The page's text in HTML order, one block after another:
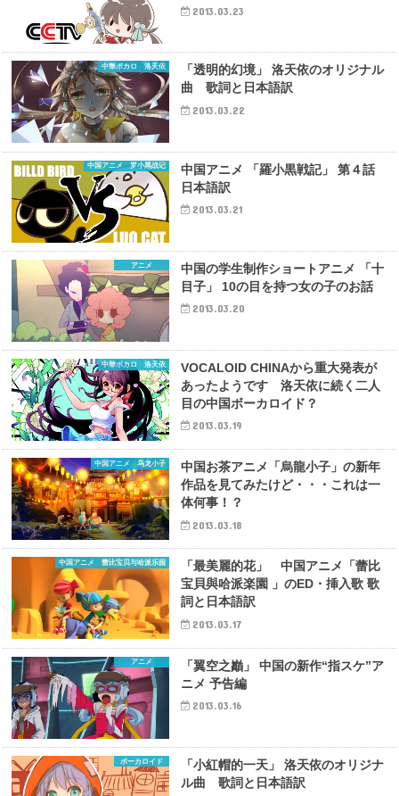
2013.03.23
中華ボカロ 洛天依
「透明的幻境」 洛天依のオリジナル
曲 歌詞と日本語訳
2013.03.22
中国アニメ 罗小黑战记
中国アニメ 「羅小黒戦記」 第４話
日本語訳
2013.03.21
アニメ
中国の学生制作ショートアニメ 「十
目子」 10の目を持つ女の子のお話
2013.03.20
中華ボカロ 洛天依
VOCALOID CHINAから重大発表が
あったようです 洛天依に続く二人
目の中国ボーカロイド？
2013.03.19
中国アニメ 乌龙小子
中国お茶アニメ「烏龍小子」の新年
作品を見てみたけど・・・これは一
体何事！？
2013.03.18
中国アニメ 蕾比宝贝与哈派乐园
「最美麗的花」 中国アニメ「蕾比
宝貝與哈派楽園 」のED・挿入歌 歌
詞と日本語訳
2013.03.17
アニメ
「翼空之巓」 中国の新作“指スケ”ア
ニメ 予告編
2013.03.16
ボーカロイド
「小紅帽的一天」 洛天依のオリジナ
ル曲 歌詞と日本語訳